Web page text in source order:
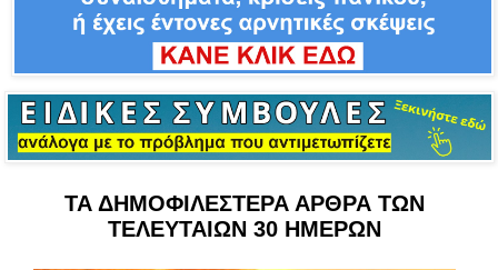
ΤΑ ΔΗΜΟΦΙΛΕΣΤΕΡΑ ΑΡΘΡΑ ΤΩΝ
ΤΕΛΕΥΤΑΙΩΝ 30 ΗΜΕΡΩΝ